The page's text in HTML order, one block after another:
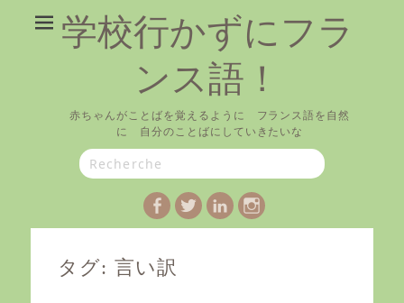
学校行かずにフラ
ンス語！
赤ちゃんがことばを覚えるように フランス語を自然
に 自分のことばにしていきたいな
Search
for:
Facebook
TwitterLinkedIn
Instagram
タグ: 言い訳